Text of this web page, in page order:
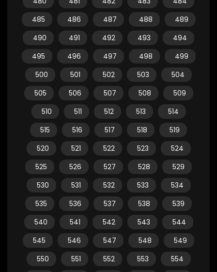
485
486 487 488
489
490
491 492 493
494
495
496 497 498
499
500
501 502 503
504
505
506 507 508
509
510
511 512 513
514
515
516 517 518
519
520
521 522 523
524
525
526 527 528
529
530
531 532 533
534
535
536 537 538
539
540
541 542 543
544
545
546 547 548
549
550
551 552 553
554